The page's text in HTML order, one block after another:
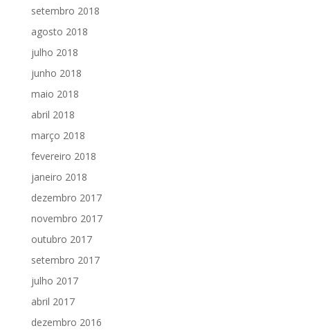
setembro 2018
agosto 2018
julho 2018
junho 2018
maio 2018
abril 2018
março 2018
fevereiro 2018
janeiro 2018
dezembro 2017
novembro 2017
outubro 2017
setembro 2017
julho 2017
abril 2017
dezembro 2016